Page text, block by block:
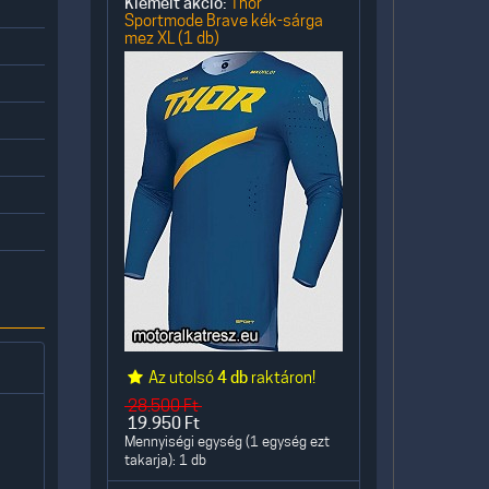
Sportmode Brave kék-sárga
mez XL (1 db)
Az utolsó4 db raktáron!
28.500Ft
19.950 Ft
Mennyiségi egység (1 egység ezt
takarja): 1 db